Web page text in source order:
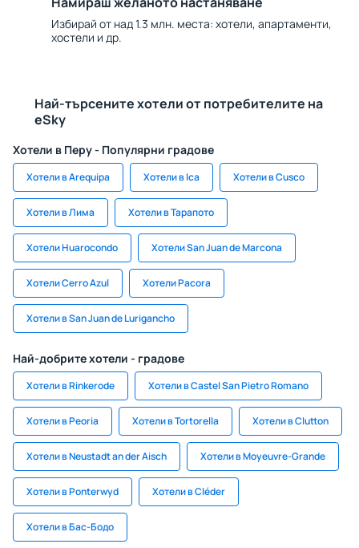
Избирай от над 1.3 млн. места: хотели, апартаменти,
хостели и др.
Най-търсените хотели от потребителите на
eSky
Хотели в Перу - Популярни градове
Хотели в Arequipa Хотели в Ica Хотели в Cusco
Хотели в Лима Хотели в Тарапото
Хотели Huarocondo Хотели San Juan de Marcona
Хотели Cerro Azul Хотели Pacora
Хотели в San Juan de Lurigancho
Най-добрите хотели - градове
Хотели в Rinkerode Хотели в Castel San Pietro Romano
Хотели в Peoria Хотели в Tortorella Хотели в Clutton
Хотели в Neustadt an der Aisch Хотели в Moyeuvre-Grande
Хотели в Ponterwyd Хотели в Cléder
Хотели в Бас-Бодо